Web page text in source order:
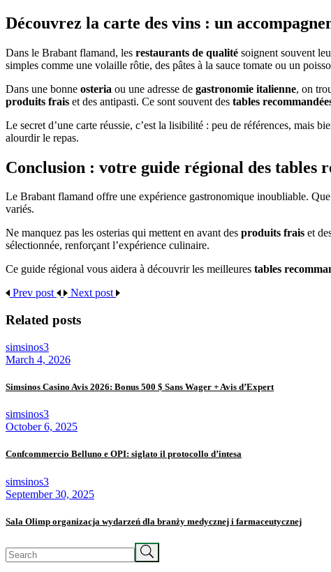
Découvrez la carte des vins : un
Dans le Brabant flamand, les restaurants de qualité soignent souvent
simples comme une volaille rôtie, des pâtes à la sauce tomate ou un
Dans une bonne osteria ou une adresse de gastronomie italienne, on
produits frais et des antipasti. Ce sont souvent des tables
Le secret d’une carte réussie, c’est la lisibilité : peu de références, mais
alourdir le repas.
Conclusion : votre guide régional des tables
Le Brabant flamand offre une expérience gastronomique inoubliable.
variés.
Ne manquez pas les osterias qui mettent en avant des produits frais et
sélectionnée, renforçant l’expérience culinaire.
Ce guide régional vous aidera à découvrir les meilleures tables
Prev post
Next post
Related posts
simsinos3
March 4, 2026
Simsinos Casino Avis 2026: Bonus 500 $ Sans Wager + Avis d’Expert
simsinos3
October 6, 2025
Confcommercio Belluno e OPI: siglato il protocollo d’intesa
simsinos3
September 30, 2025
Sala Olimp organizacja wydarzeń dla branży medycznej i farmaceutycznej
Search